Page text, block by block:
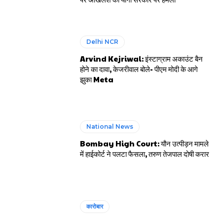
Delhi NCR
Arvind Kejriwal: इंस्टाग्राम अकाउंट बैन
होने का दावा, केजरीवाल बोले- पीएम मोदी के आगे
झुका Meta
National News
Bombay High Court: यौन उत्पीड़न मामले
में हाईकोर्ट ने पलटा फैसला, तरुण तेजपाल दोषी करार
कारोबार